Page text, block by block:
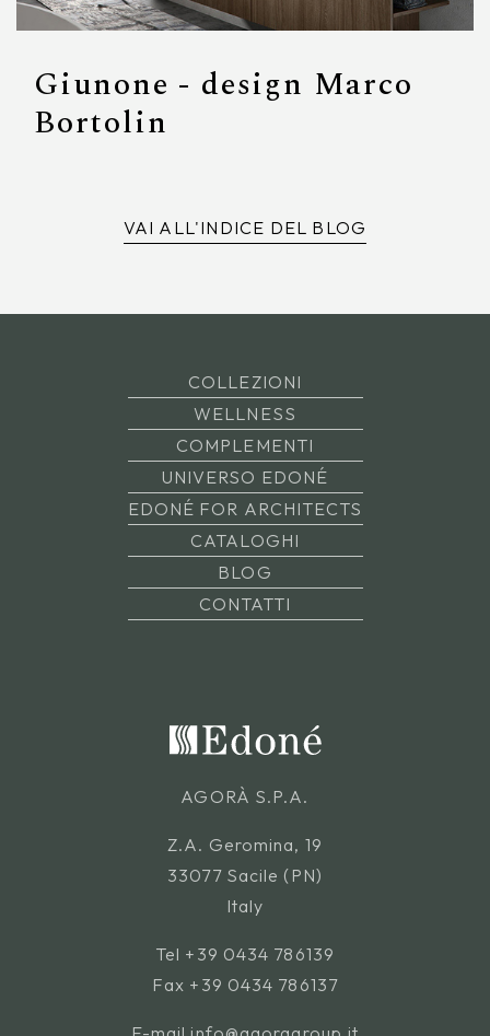
Giunone - design Marco
Bortolin
VAI ALL'INDICE DEL BLOG
COLLEZIONI
WELLNESS
COMPLEMENTI
UNIVERSO EDONÉ
EDONÉ FOR ARCHITECTS
CATALOGHI
BLOG
CONTATTI
AGORÀ S.P.A.
Z.A. Geromina, 19
33077 Sacile (PN)
Italy
Tel +39 0434 786139
Fax +39 0434 786137